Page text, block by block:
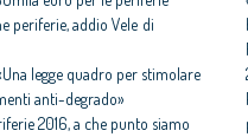
periferie, addio Vele di
legge quadro per stimolare
anti-degrado»
2016, a che punto siamo